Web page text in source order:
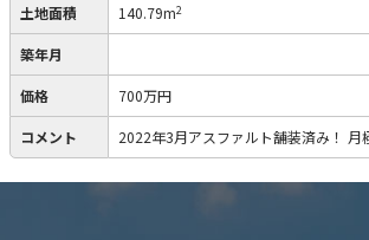
土地面積 140.79m2
築年月
価格 700万円
コメント 2022年3月アスファルト舗装済み！ 月